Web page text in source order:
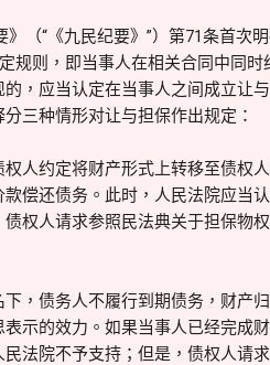
（“《九民纪要》”）第71条首次
规则，即当事人在相关合同中同时
，应当认定在当事人之间成立让
三种情形对让与担保作出规定：
人约定将财产形式上转移至债权
偿还债务。此时，人民法院应当
权人请求参照民法典关于担保物
，债务人不履行到期债务，财产
示的效力。如果当事人已经完成
法院不予支持；但是，债权人请